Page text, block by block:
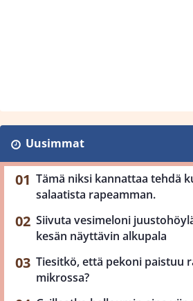
Uusimmat
Tämä niksi kannattaa tehdä
salaatista rapeamman.
Siivuta vesimeloni
kesän näyttävin alkupala
Tiesitkö, että pekoni paistuu
mikrossa?